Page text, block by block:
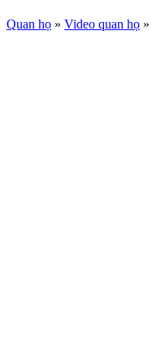
Quan họ » Video quan họ »